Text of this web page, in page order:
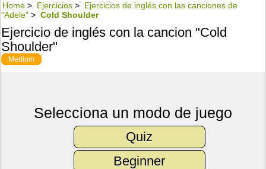
Home > Ejercicios > Ejercicios de inglés con las canciones de
"Adele" > Cold Shoulder
Ejercicio de inglés con la cancion "Cold
Shoulder"
Medium
Selecciona un modo de juego
Quiz
Beginner